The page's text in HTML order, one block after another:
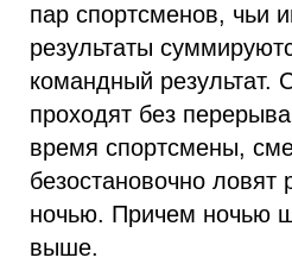
пар спортсменов, чьи
результаты
командный результат.
проходят без
время спортсмены,
безостановочно
ночью. Причем ночью
выше.